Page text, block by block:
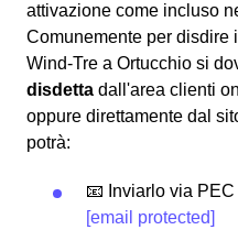
attivazione come incluso
Comunemente per disdire
Wind-Tre a Ortucchio si
disdetta dall'area clienti
oppure direttamente dal
potrà:
📧 Inviarlo via
[email protected]